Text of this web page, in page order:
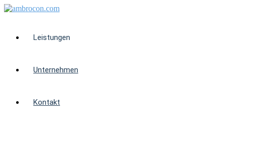
Leistungen
Unternehmen
Kontakt